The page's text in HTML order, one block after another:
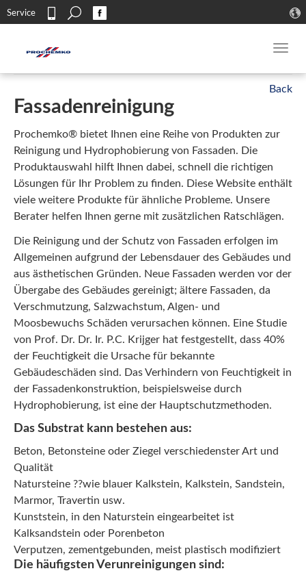
Service KontaktSearch
Fassadenreinigung
Prochemko® bietet Ihnen eine Reihe von Produkten zur
Reinigung und Hydrophobierung von Fassaden. Die
Produktauswahl hilft Ihnen dabei, schnell die richtigen
Lösungen für Ihr Problem zu finden. Diese Website enthält
viele weitere Produkte für ähnliche Probleme. Unsere
Berater helfen Ihnen gerne mit zusätzlichen Ratschlägen.
Die Reinigung und der Schutz von Fassaden erfolgen im
Allgemeinen aufgrund der Lebensdauer des Gebäudes und
aus ästhetischen Gründen. Neue Fassaden werden vor der
Übergabe des Gebäudes gereinigt; ältere Fassaden, da
Verschmutzung, Salzwachstum, Algen- und
Moosbewuchs Schäden verursachen können. Eine Studie
von Prof. Dr. Dr. Ir. P.C. Krijger hat festgestellt, dass 40%
der Feuchtigkeit die Ursache für bekannte
Gebäudeschäden sind. Das Verhindern von Feuchtigkeit in
der Fassadenkonstruktion, beispielsweise durch
Hydrophobierung, ist eine der Hauptschutzmethoden.
Das Substrat kann bestehen aus:
Beton, Betonsteine oder Ziegel verschiedenster Art und
Qualität
Natursteine ??wie blauer Kalkstein, Kalkstein, Sandstein,
Marmor, Travertin usw.
Kunststein, in den Naturstein eingearbeitet ist
Kalksandstein oder Porenbeton
Verputzen, zementgebunden, meist plastisch modifiziert
Die häufigsten Verunreinigungen sind: